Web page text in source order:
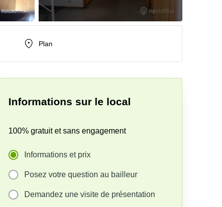
Plan
Informations sur le local
100% gratuit et sans engagement
Informations et prix
Posez votre question au bailleur
Demandez une visite de présentation